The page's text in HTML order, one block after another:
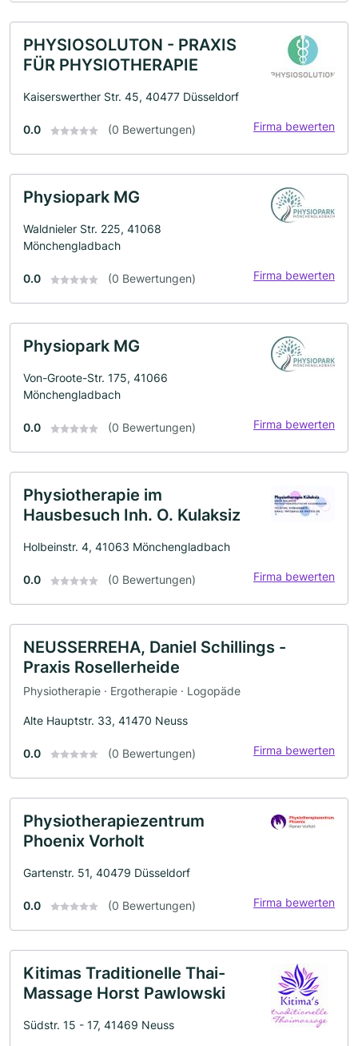
PHYSIOSOLUTON - PRAXIS
FÜR PHYSIOTHERAPIE
Kaiserswerther Str. 45, 40477 Düsseldorf
0.0 (0 Bewertungen) Firma bewerten
Physiopark MG
Waldnieler Str. 225, 41068
Mönchengladbach
0.0 (0 Bewertungen) Firma bewerten
Physiopark MG
Von-Groote-Str. 175, 41066
Mönchengladbach
0.0 (0 Bewertungen) Firma bewerten
Physiotherapie im
Hausbesuch Inh. O. Kulaksiz
Holbeinstr. 4, 41063 Mönchengladbach
0.0 (0 Bewertungen) Firma bewerten
NEUSSERREHA, Daniel Schillings -
Praxis Rosellerheide
Physiotherapie · Ergotherapie · Logopäde
Alte Hauptstr. 33, 41470 Neuss
0.0 (0 Bewertungen) Firma bewerten
Physiotherapiezentrum
Phoenix Vorholt
Gartenstr. 51, 40479 Düsseldorf
0.0 (0 Bewertungen) Firma bewerten
Kitimas Traditionelle Thai-
Massage Horst Pawlowski
Südstr. 15 - 17, 41469 Neuss